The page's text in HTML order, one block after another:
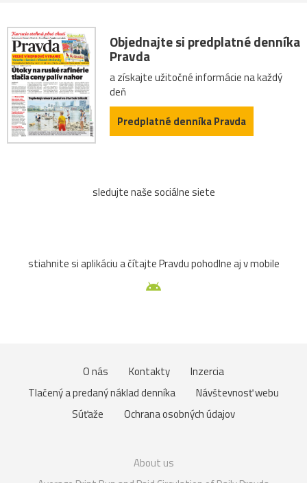
Objednajte si predplatné denníka
Pravda
a získajte užitočné informácie na každý
deň
Predplatné denníka Pravda
sledujte naše sociálne siete
stiahnite si aplikáciu a čítajte Pravdu pohodlne aj v mobile
O nás Kontakty
Inzercia
Tlačený a predaný náklad denníka
Návštevnosť webu
Súťaže
Ochrana osobných údajov
About us